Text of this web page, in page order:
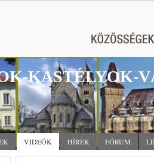
KASTÉLYOK-
VIDEÓK HÍREK FÓRUM